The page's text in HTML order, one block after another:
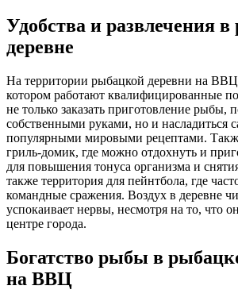
Удобства и развлечения
деревне
На территории рыбацкой деревни на ВВЦ
котором работают квалифицированные
не только заказать приготовление рыбы,
собственными руками, но и насладиться
популярными мировыми рецептами.
гриль-домик, где можно отдохнуть и
для повышения тонуса организма и
также территория для пейнтбола, где
командные сражения. Воздух в деревне
успокаивает нервы, несмотря на то, что
центре города.
Богатство рыбы в
на ВВЦ